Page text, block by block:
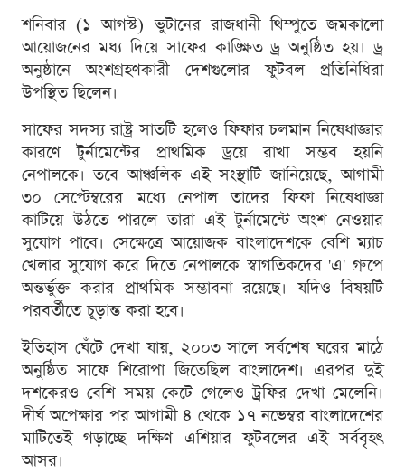
শনিবার (১ আগস্ট) ভুটানের রাজধানী থিম্পুতে জমকালো
আয়োজনের মধ্য দিয়ে সাফের কাঙ্ক্ষিত ড্র অনুষ্ঠিত হয়। ড্র
অনুষ্ঠানে অংশগ্রহণকারী দেশগুলোর ফুটবল প্রতিনিধিরা
উপস্থিত ছিলেন।
সাফের সদস্য রাষ্ট্র সাতটি হলেও ফিফার চলমান নিষেধাজ্ঞার
কারণে টুর্নামেন্টের প্রাথমিক ড্রয়ে রাখা সম্ভব হয়নি
নেপালকে। তবে আঞ্চলিক এই সংস্থাটি জানিয়েছে, আগামী
৩০ সেপ্টেম্বরের মধ্যে নেপাল তাদের ফিফা নিষেধাজ্ঞা
কাটিয়ে উঠতে পারলে তারা এই টুর্নামেন্টে অংশ নেওয়ার
সুযোগ পাবে। সেক্ষেত্রে আয়োজক বাংলাদেশকে বেশি ম্যাচ
খেলার সুযোগ করে দিতে নেপালকে স্বাগতিকদের 'এ' গ্রুপে
অন্তর্ভুক্ত করার প্রাথমিক সম্ভাবনা রয়েছে। যদিও বিষয়টি
পরবর্তীতে চূড়ান্ত করা হবে।
ইতিহাস ঘেঁটে দেখা যায়, ২০০৩ সালে সর্বশেষ ঘরের মাঠে
অনুষ্ঠিত সাফে শিরোপা জিতেছিল বাংলাদেশ। এরপর দুই
দশকেরও বেশি সময় কেটে গেলেও ট্রফির দেখা মেলেনি।
দীর্ঘ অপেক্ষার পর আগামী ৪ থেকে ১৭ নভেম্বর বাংলাদেশের
মাটিতেই গড়াচ্ছে দক্ষিণ এশিয়ার ফুটবলের এই সর্ববৃহৎ
আসর।